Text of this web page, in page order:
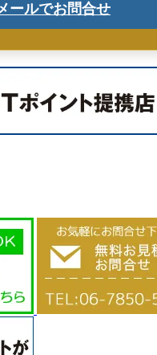
ールでお問合せ